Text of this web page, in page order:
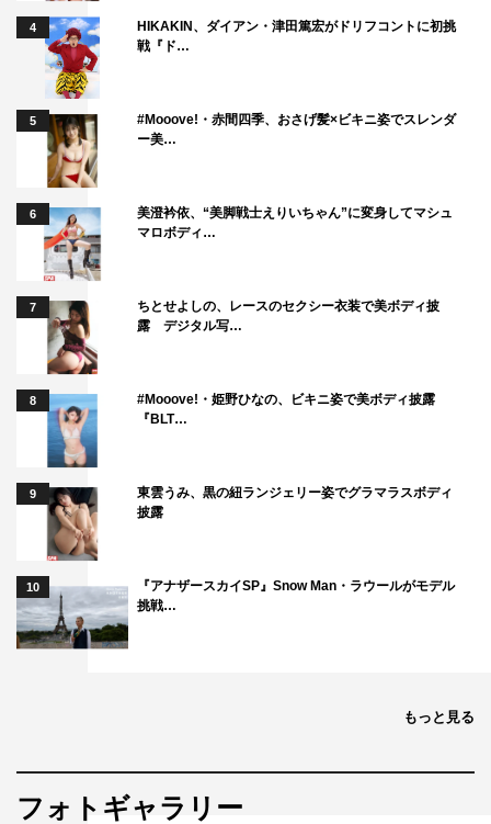
4
HIKAKIN、ダイアン・津田篤宏がドリフコントに初挑
戦『ド…
5
#Mooove!・赤間四季、おさげ髪×ビキニ姿でスレンダ
ー美…
6
美澄衿依、“美脚戦士えりいちゃん”に変身してマシュ
マロボディ…
7
ちとせよしの、レースのセクシー衣装で美ボディ披
露 デジタル写…
8
#Mooove!・姫野ひなの、ビキニ姿で美ボディ披露
『BLT…
9
東雲うみ、黒の紐ランジェリー姿でグラマラスボディ
披露
10
『アナザースカイSP』Snow Man・ラウールがモデル
挑戦…
もっと見る
フォトギャラリー